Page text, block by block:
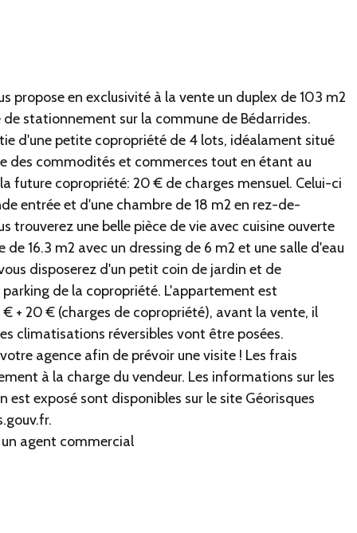
propose en exclusivité à la vente un duplex de 103 m2
stationnement sur la commune de Bédarrides.
d'une petite copropriété de 4 lots, idéalament situé
des commodités et commerces tout en étant au
future copropriété: 20 € de charges mensuel. Celui-ci
entrée et d'une chambre de 18 m2 en rez-de-
trouverez une belle pièce de vie avec cuisine ouverte
16.3 m2 avec un dressing de 6 m2 et une salle d'eau
disposerez d'un petit coin de jardin et de
de la copropriété. L'appartement est
+ 20 € (charges de copropriété), avant la vente, il
climatisations réversibles vont être posées.
agence afin de prévoir une visite ! Les frais
à la charge du vendeur. Les informations sur les
est exposé sont disponibles sur le site Géorisques
agent commercial